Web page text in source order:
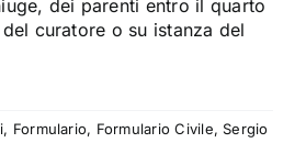
dei parenti entro il quarto
curatore o su istanza del
, Formulario, Formulario Civile,Sergio